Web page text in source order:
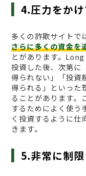
4.圧力をか
多くの詐欺サイトで
さらに多くの資金を
とがあります。
投資した後、次第に
得られない」「投資
得られる」といった
ることがあります。
するためによく使う
く投資するように仕
きます。
5.非常に制